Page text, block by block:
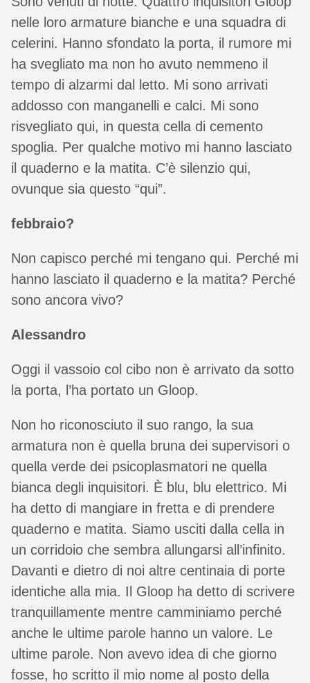
nelle loro armature bianche e una squadra di
celerini. Hanno sfondato la porta, il rumore mi
ha svegliato ma non ho avuto nemmeno il
tempo di alzarmi dal letto. Mi sono arrivati
addosso con manganelli e calci. Mi sono
risvegliato qui, in questa cella di cemento
spoglia. Per qualche motivo mi hanno lasciato
il quaderno e la matita. C’è silenzio qui,
ovunque sia questo “qui”.
febbraio?
Non capisco perché mi tengano qui. Perché mi
hanno lasciato il quaderno e la matita? Perché
sono ancora vivo?
Alessandro
Oggi il vassoio col cibo non è arrivato da sotto
la porta, l’ha portato un Gloop.
Non ho riconosciuto il suo rango, la sua
armatura non è quella bruna dei supervisori o
quella verde dei psicoplasmatori ne quella
bianca degli inquisitori. È blu, blu elettrico. Mi
ha detto di mangiare in fretta e di prendere
quaderno e matita. Siamo usciti dalla cella in
un corridoio che sembra allungarsi all’infinito.
Davanti e dietro di noi altre centinaia di porte
identiche alla mia. Il Gloop ha detto di scrivere
tranquillamente mentre camminiamo perché
anche le ultime parole hanno un valore. Le
ultime parole. Non avevo idea di che giorno
fosse, ho scritto il mio nome al posto della